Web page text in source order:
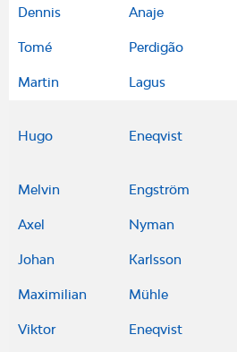
Dennis Anaje
Tomé Perdigão
Martin Lagus
Hugo Eneqvist
Melvin Engström
Axel Nyman
Johan Karlsson
Maximilian Mühle
Viktor Eneqvist